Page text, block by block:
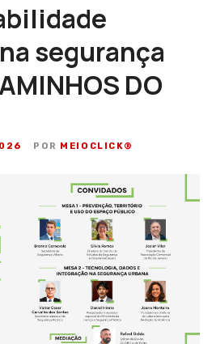
segurança
DO
POR MEIOCLICK®